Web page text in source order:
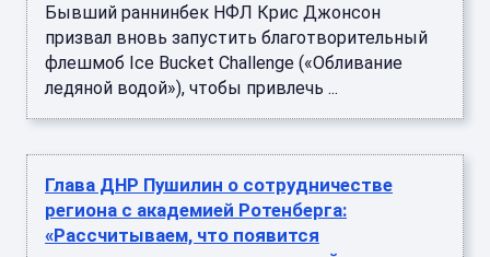
Бывший раннинбек НФЛ Крис Джонсон
призвал вновь запустить благотворительный
флешмоб Ice Bucket Challenge («Обливание
ледяной водой»), чтобы привлечь ...
Глава ДНР Пушилин о сотрудничестве
региона с академией Ротенберга:
«Рассчитываем, что появится